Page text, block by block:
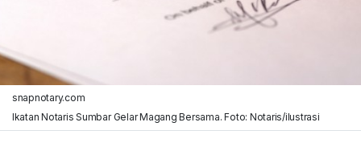
snapnotary.com
Ikatan Notaris Sumbar Gelar Magang Bersama. Foto: Notaris/ilustrasi